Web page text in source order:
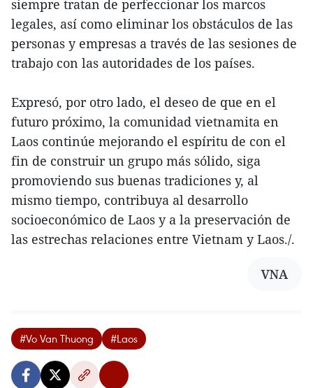
siempre tratan de perfeccionar los marcos
legales, así como eliminar los obstáculos de las
personas y empresas a través de las sesiones de
trabajo con las autoridades de los países.
Expresó, por otro lado, el deseo de que en el
futuro próximo, la comunidad vietnamita en
Laos continúe mejorando el espíritu de con el
fin de construir un grupo más sólido, siga
promoviendo sus buenas tradiciones y, al
mismo tiempo, contribuya al desarrollo
socioeconómico de Laos y a la preservación de
las estrechas relaciones entre Vietnam y Laos./.
VNA
#Vo Van Thuong #Laos